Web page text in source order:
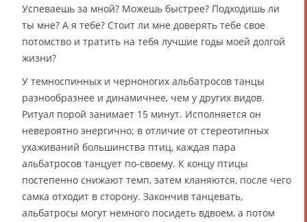
Успеваешь за мной? Можешь быстрее? Подходишь ли
ты мне? А я тебе? Стоит ли мне доверять тебе свое
потомство и тратить на тебя лучшие годы моей долгой
жизни?
У темноспинных и черноногих альбатросов танцы
разнообразнее и динамичнее, чем у других видов.
Ритуал порой занимает 15 минут. Исполняется он
невероятно энергично; в отличие от стереотипных
ухаживаний большинства птиц, каждая пара
альбатросов танцует по-своему. К концу птицы
постепенно снижают темп, затем кланяются, после чего
самка отходит в сторону. Закончив танцевать,
альбатросы могут немного посидеть вдвоем, а потом